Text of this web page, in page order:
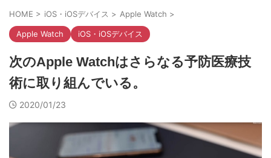
HOME > iOS・iOSデバイス > Apple Watch >
Apple Watch iOS・iOSデバイス
次のApple Watchはさらなる予防医療技
術に取り組んでいる。
2020/01/23